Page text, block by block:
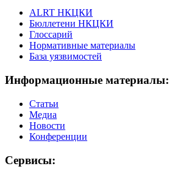
ALRT НКЦКИ
Бюллетени НКЦКИ
Глоссарий
Нормативные материалы
База уязвимостей
Информационные материалы:
Статьи
Медиа
Новости
Конференции
Сервисы: